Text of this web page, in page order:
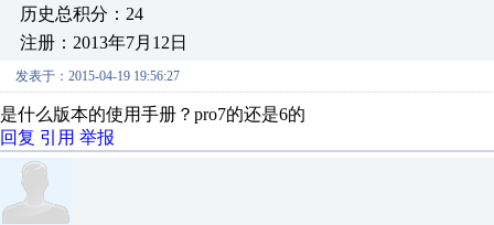
历史总积分：24
注册：2013年7月12日
发表于：2015-04-19 19:56:27
是什么版本的使用手册？pro7的还是6的
回复 引用 举报